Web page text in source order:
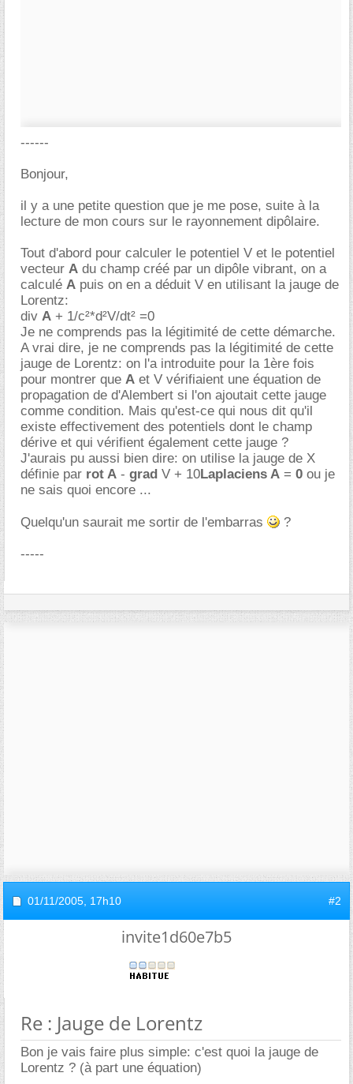
------
Bonjour,
il y a une petite question que je me pose, suite à la
lecture de mon cours sur le rayonnement dipôlaire.
Tout d'abord pour calculer le potentiel V et le potentiel
vecteur A du champ créé par un dipôle vibrant, on a
calculé A puis on en a déduit V en utilisant la jauge de
Lorentz:
div A + 1/c²*d²V/dt² =0
Je ne comprends pas la légitimité de cette démarche.
A vrai dire, je ne comprends pas la légitimité de cette
jauge de Lorentz: on l'a introduite pour la 1ère fois
pour montrer que A et V vérifiaient une équation de
propagation de d'Alembert si l'on ajoutait cette jauge
comme condition. Mais qu'est-ce qui nous dit qu'il
existe effectivement des potentiels dont le champ
dérive et qui vérifient également cette jauge ?
J'aurais pu aussi bien dire: on utilise la jauge de X
définie par rot A - grad V + 10Laplaciens A = 0 ou je
ne sais quoi encore ...
Quelqu'un saurait me sortir de l'embarras ?
-----
01/11/2005, 17h10 #2
invite1d60e7b5
Re : Jauge de Lorentz
Bon je vais faire plus simple: c'est quoi la jauge de
Lorentz ? (à part une équation)